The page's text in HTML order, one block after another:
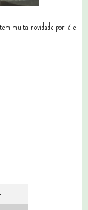
muita novidade por lá e